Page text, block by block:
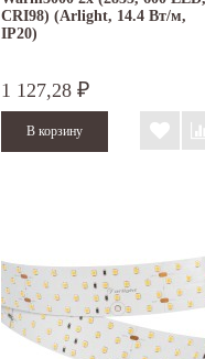
CRI98) (Arlight, 14.4 Вт/м,
IP20)
1 127,28 ₽